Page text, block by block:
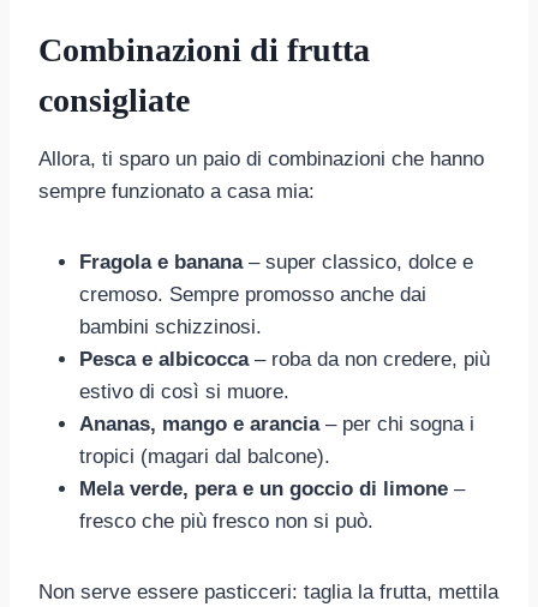
Combinazioni di frutta
consigliate
Allora, ti sparo un paio di combinazioni che hanno
sempre funzionato a casa mia:
Fragola e banana– super classico, dolce e
cremoso. Sempre promosso anche dai
bambini schizzinosi.
Pesca e albicocca– roba da non credere, più
estivo di così si muore.
Ananas, mango e arancia– per chi sogna i
tropici (magari dal balcone).
Mela verde, pera e un goccio di limone –
fresco che più fresco non si può.
Non serve essere pasticceri: taglia la frutta, mettila